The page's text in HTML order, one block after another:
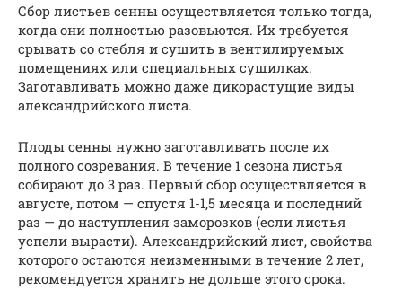
Сбор листьев сенны осуществляется только тогда,
когда они полностью разовьются. Их требуется
срывать со стебля и сушить в вентилируемых
помещениях или специальных сушилках.
Заготавливать можно даже дикорастущие виды
александрийского листа.
Плоды сенны нужно заготавливать после их
полного созревания. В течение 1 сезона листья
собирают до 3 раз. Первый сбор осуществляется в
августе, потом — спустя 1-1,5 месяца и последний
раз — до наступления заморозков (если листья
успели вырасти). Александрийский лист, свойства
которого остаются неизменными в течение 2 лет,
рекомендуется хранить не дольше этого срока.